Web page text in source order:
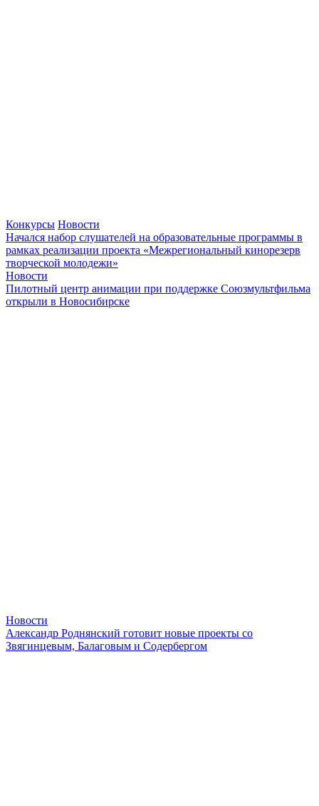
Конкурсы Новости
Начался набор слушателей на образовательные программы в
рамках реализации проекта «Межрегиональный кинорезерв
творческой молодежи»
Новости
Пилотный центр анимации при поддержке Союзмультфильма
открыли в Новосибирске
Новости
Александр Роднянский готовит новые проекты со
Звягинцевым, Балаговым и Содербергом